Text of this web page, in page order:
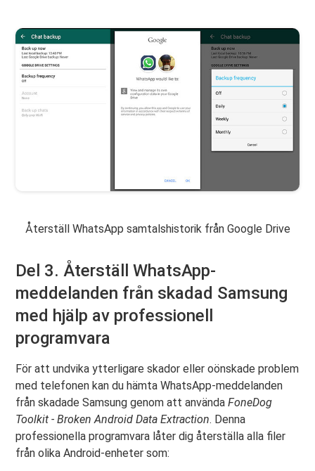
Återställ WhatsApp samtalshistorik från Google Drive
Del 3. Återställ WhatsApp-
meddelanden från skadad Samsung
med hjälp av professionell
programvara
För att undvika ytterligare skador eller oönskade problem
med telefonen kan du hämta WhatsApp-meddelanden
från skadade Samsung genom att användaFoneDog
Toolkit - Broken Android Data Extraction. Denna
professionella programvara låter dig återställa alla filer
från olika Android-enheter som: